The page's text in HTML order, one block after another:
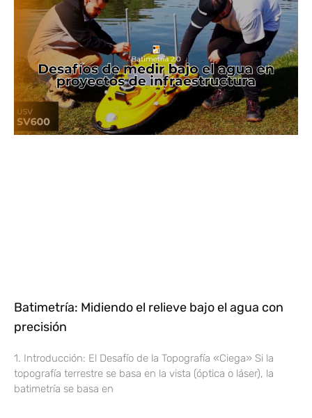
Batimetría: Midiendo el relieve bajo el agua con
precisión
1. Introducción: El Desafío de la Topografía «Ciega» Si la
topografía terrestre se basa en la vista (óptica o láser), la
batimetría se basa en